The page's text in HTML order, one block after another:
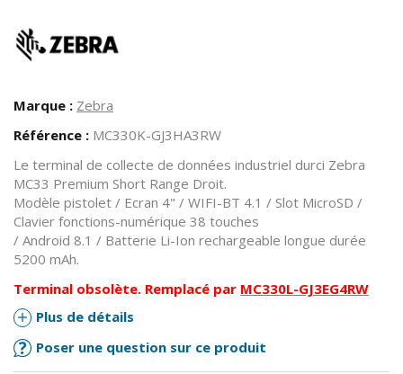
Marque : Zebra
Référence : MC330K-GJ3HA3RW
Le terminal de collecte de données industriel durci Zebra
MC33 Premium Short Range Droit.
Modèle pistolet / Ecran 4" / WIFI-BT 4.1 / Slot MicroSD /
Clavier fonctions-numérique 38 touches
/ Android 8.1 / Batterie Li-Ion rechargeable longue durée
5200 mAh.
Terminal obsolète. Remplacé par MC330L-GJ3EG4RW
Plus de détails
Poser une question sur ce produit